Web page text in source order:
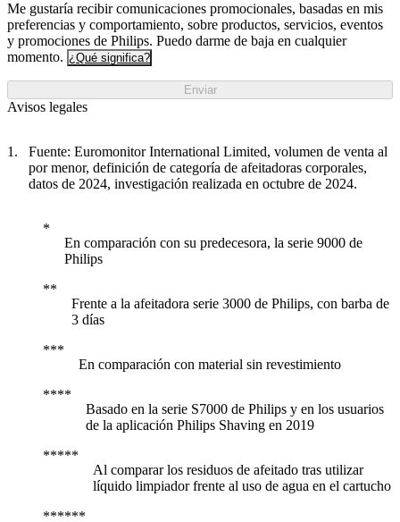
Me gustaría recibir comunicaciones promocionales, basadas en mis
preferencias y comportamiento, sobre productos, servicios, eventos
y promociones de Philips. Puedo darme de baja en cualquier
momento. ¿Qué significa?
Enviar
Avisos legales
Fuente: Euromonitor International Limited, volumen de venta al
por menor, definición de categoría de afeitadoras corporales,
datos de 2024, investigación realizada en octubre de 2024.
En comparación con su predecesora, la serie 9000 de
Philips
Frente a la afeitadora serie 3000 de Philips, con barba de
3 días
En comparación con material sin revestimiento
Basado en la serie S7000 de Philips y en los usuarios
de la aplicación Philips Shaving en 2019
Al comparar los residuos de afeitado tras utilizar
líquido limpiador frente al uso de agua en el cartucho